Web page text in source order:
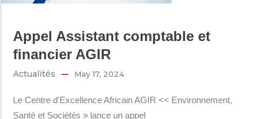
Appel Assistant comptable et
financier AGIR
Actualités May 17, 2024
Le Centre d'Excellence Africain AGIR << Environnement,
Santé et Sociétés » lance un appel